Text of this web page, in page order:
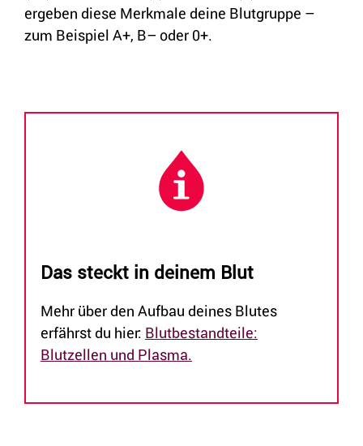
ergeben diese Merkmale deine Blutgruppe –
zum Beispiel A+, B– oder 0+.
Das steckt in deinem Blut
Mehr über den Aufbau deines Blutes
erfährst du hier: Blutbestandteile:
Blutzellen und Plasma.